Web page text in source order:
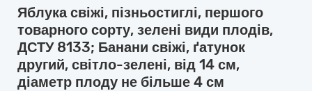
Яблука свіжі, пізньостиглі, першого
товарного сорту, зелені види плодів,
ДСТУ 8133; Банани свіжі, ґатунок
другий, світло-зелені, від 14 см,
діаметр плоду не більше 4 см